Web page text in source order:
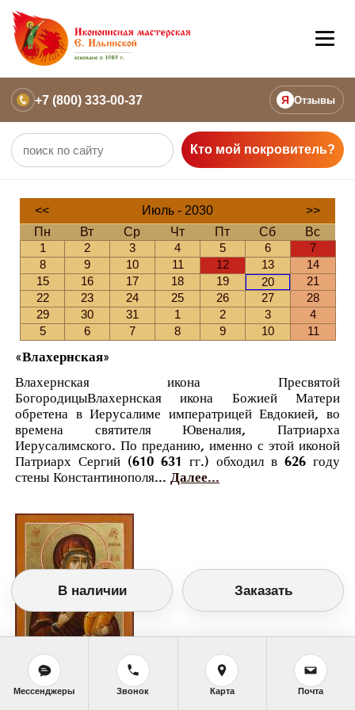
+7 (800) 333-00-37 Я Отзывы
Кто мой покровитель?
<< Июль - 2030
>>
Пн
Вт Ср Чт Пт Сб
Вс
1
2 3 4 5 6
7
8
9 10 11 12 13
14
15
16 17 18 19 20
21
22
23 24 25 26 27
28
29
30 31 1 2 3
4
5
6 7 8 9 10 11
«Влахернская»
Влахернская икона Пресвятой
БогородицыВлахернская икона Божией Матери
обретена в Иерусалиме императрицей Евдокией, во
времена святителя Ювеналия, Патриарха
Иерусалимского. По преданию, именно с этой иконой
Патриарх Сергий (610 631 гг.) обходил в 626 году
стены Константинополя... Далее...
Православный календарь
<<Суббота, 20 Июля (7 Июля по старому
В наличии Заказать
Мессенджеры Звонок Карта Почта